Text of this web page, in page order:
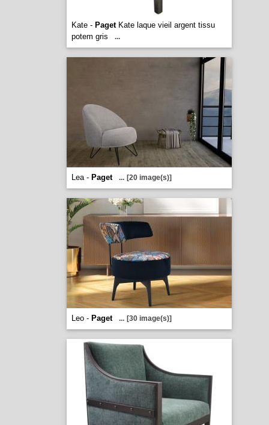
Kate - PagetKate laque vieil argent tissu
potem gris
...
Lea - Paget ... [20 image(s)]
Leo - Paget ... [30 image(s)]